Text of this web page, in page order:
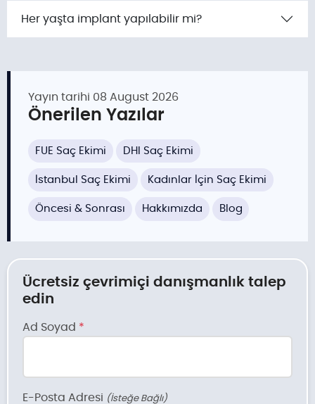
Her yaşta implant yapılabilir mi?
Yayın tarihi 08 August 2026
Önerilen Yazılar
FUE Saç Ekimi DHI Saç Ekimi
İstanbul Saç Ekimi Kadınlar İçin Saç Ekimi
Öncesi & Sonrası Hakkımızda Blog
Ücretsiz çevrimiçi danışmanlık talep
edin
Ad Soyad *
E-Posta Adresi (İsteğe Bağlı)